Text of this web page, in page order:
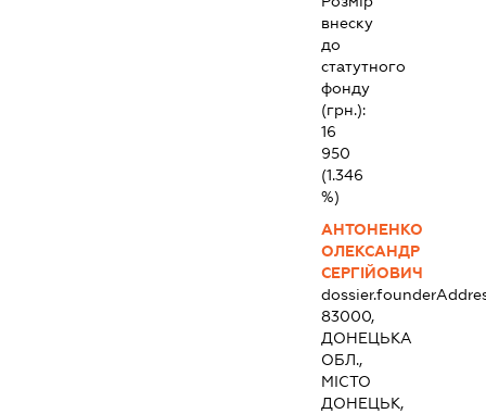
внеску
до
статутного
фонду
(грн.):
16
950
(1.346
%)
АНТОНЕНКО
ОЛЕКСАНДР
СЕРГІЙОВИЧ
83000,
ДОНЕЦЬКА
ОБЛ.,
МІСТО
ДОНЕЦЬК,